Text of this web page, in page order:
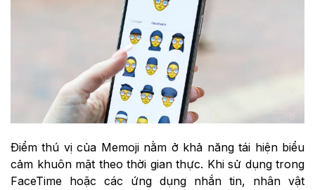
Điểm thú vị của Memoji nằm ở khả năng tái hiện biểu
cảm khuôn mặt theo thời gian thực. Khi sử dụng trong
FaceTime hoặc các ứng dụng nhắn tin, nhân vật